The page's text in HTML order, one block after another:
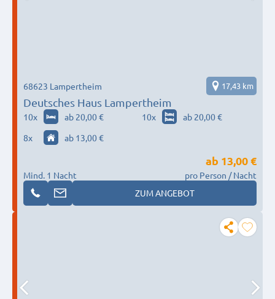
Deutsches Haus Lampertheim
68623 Lampertheim 17,43 km
10x ab 20,00 € 10x
ab 20,00 €
8x ab 13,00 €
Mind. 1 Nacht
ab 13,00 €
pro Person / Nacht
ZUM ANGEBOT